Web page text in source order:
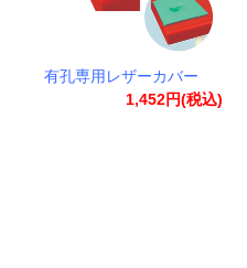
有孔専用レザーカバー
1,452円(税込)